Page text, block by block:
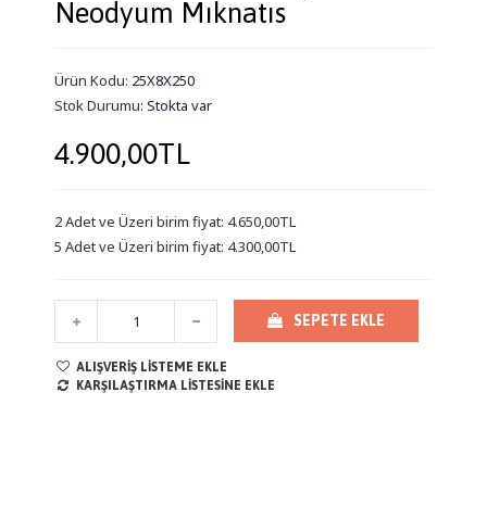
Neodyum Mıknatıs
Ürün Kodu: 25X8X250
Stok Durumu: Stokta var
4.900,00TL
2 Adet ve Üzeri birim fiyat: 4.650,00TL
5 Adet ve Üzeri birim fiyat: 4.300,00TL
SEPETE EKLE
ALIŞVERIŞ LISTEME EKLE
KARŞILAŞTIRMA LISTESINE EKLE